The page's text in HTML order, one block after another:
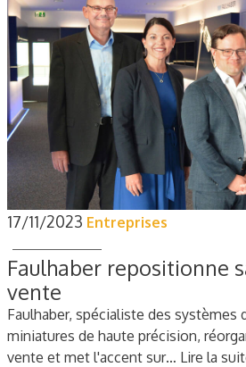
17/11/2023 Entreprises
Faulhaber repositionne
vente
Faulhaber, spécialiste des systèmes
miniatures de haute précision,
vente et met l'accent sur… Lire la